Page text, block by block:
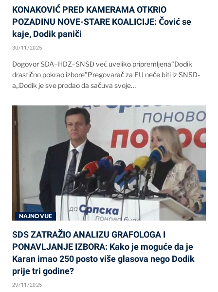
KONAKOVIĆ PRED KAMERAMA OTKRIO
POZADINU NOVE-STARE KOALICIJE: Čović se
kaje, Dodik paniči
30/11/2025
Dogovor SDA–HDZ–SNSD već uveliko pripremljena“Dodik
drastično pokrao izbore”Pregovarač za EU neće biti iz SNSD-
a„Dodik je sve prodao da sačuva svoje…
NAJNOVIJE
SDS ZATRAŽIO ANALIZU GRAFOLOGA I
PONAVLJANJE IZBORA: Kako je moguće da je
Karan imao 250 posto više glasova nego Dodik
prije tri godine?
29/11/2025